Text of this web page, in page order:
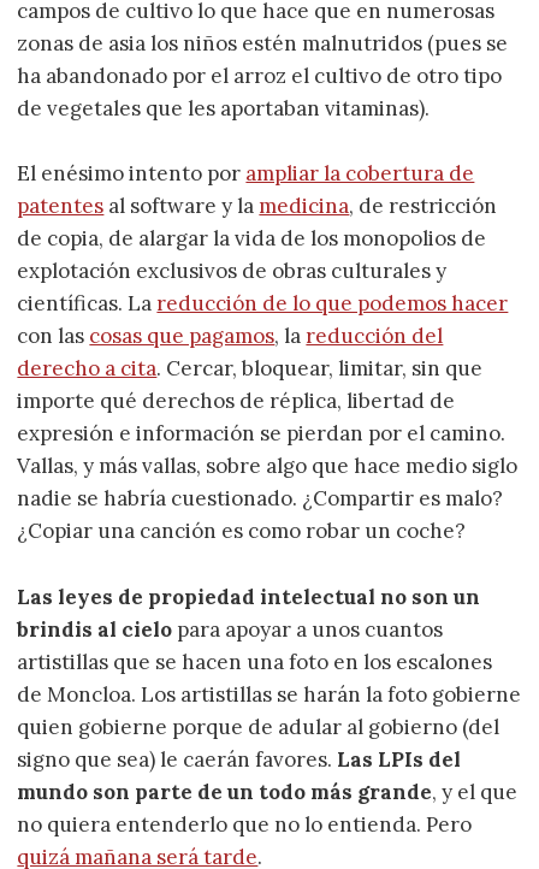
campos de cultivo lo que hace que en numerosas
zonas de asia los niños estén malnutridos (pues se
ha abandonado por el arroz el cultivo de otro tipo
de vegetales que les aportaban vitaminas).
El enésimo intento por ampliar la cobertura de
patentes al software y lamedicina, de restricción
de copia, de alargar la vida de los monopolios de
explotación exclusivos de obras culturales y
científicas. Lareducción de lo que podemos hacer
con las cosas que pagamos, lareducción del
derecho a cita. Cercar, bloquear, limitar, sin que
importe qué derechos de réplica, libertad de
expresión e información se pierdan por el camino.
Vallas, y más vallas, sobre algo que hace medio siglo
nadie se habría cuestionado. ¿Compartir es malo?
¿Copiar una canción es como robar un coche?
Las leyes de propiedad intelectual no son un
brindis al cielo para apoyar a unos cuantos
artistillas que se hacen una foto en los escalones
de Moncloa. Los artistillas se harán la foto gobierne
quien gobierne porque de adular al gobierno (del
signo que sea) le caerán favores. Las LPIs del
mundo son parte de un todo más grande, y el que
no quiera entenderlo que no lo entienda. Pero
quizá mañana será tarde.